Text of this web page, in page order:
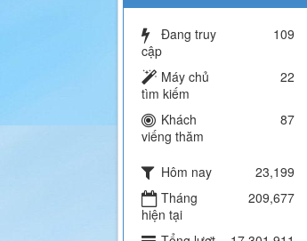
Đang truy
cập
109
Máy chủ
tìm kiếm
22
Khách
viếng thăm
87
Hôm nay
23,199
Tháng
hiện tại
209,677